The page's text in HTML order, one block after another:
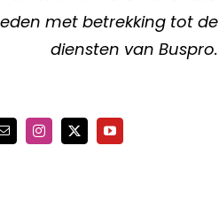
met betrekking tot de
diensten van Buspro.